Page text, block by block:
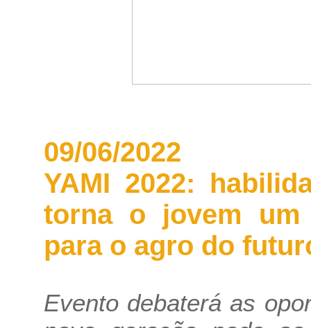
09/06/2022
YAMI 2022:
torna o jovem um
para o agro do
Evento debaterá as